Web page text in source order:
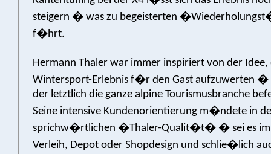
steigern � was zu begeisterten
f�hrt.
Hermann Thaler war immer inspiriert von der Idee,
Wintersport-Erlebnis f�r den Gast aufzuwerten �
der letztlich die ganze alpine Tourismusbranche
Seine intensive Kundenorientierung m�ndete in
sprichw�rtlichen �Thaler-Qualit�t� � sei es im
Verleih, Depot oder Shopdesign und schlie�lich